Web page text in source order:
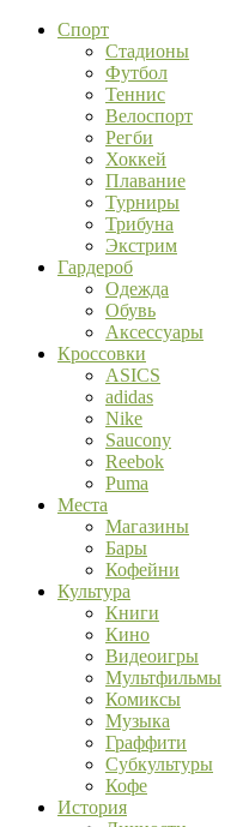
Спорт
Стадионы
Футбол
Теннис
Велоспорт
Регби
Хоккей
Плавание
Турниры
Трибуна
Экстрим
Гардероб
Одежда
Обувь
Аксессуары
Кроссовки
ASICS
adidas
Nike
Saucony
Reebok
Puma
Места
Магазины
Бары
Кофейни
Культура
Книги
Кино
Видеоигры
Мультфильмы
Комиксы
Музыка
Граффити
Субкультуры
Кофе
История